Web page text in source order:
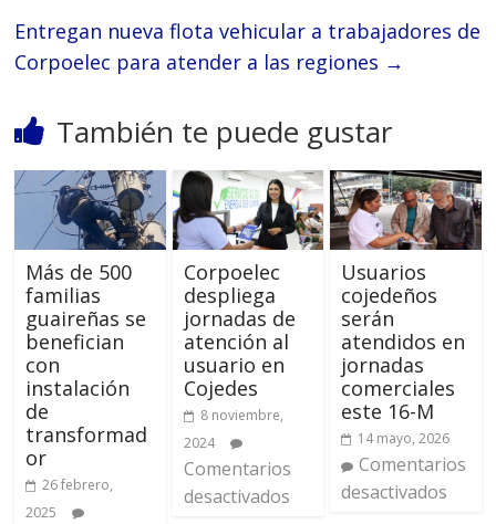
Entregan nueva flota vehicular a trabajadores de
Corpoelec para atender a las regiones →
También te puede gustar
Más de 500
familias
guaireñas se
benefician
con
instalación
de
transformad
or
26 febrero,
2025
Corpoelec
despliega
jornadas de
atención al
usuario en
Cojedes
8 noviembre,
2024
Comentarios
desactivados
Usuarios
cojedeños
serán
atendidos en
jornadas
comerciales
este 16-M
14 mayo, 2026
Comentarios
desactivados